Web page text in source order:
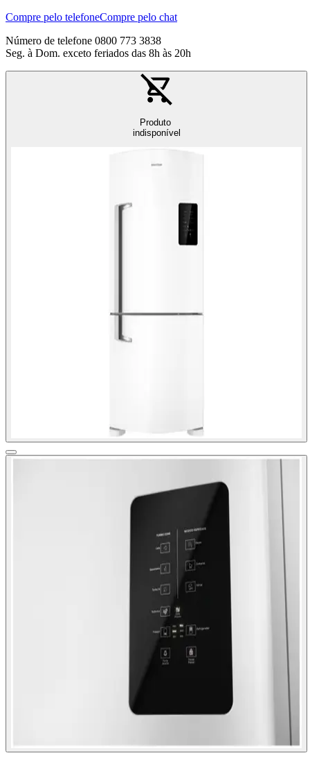
Compre pelo telefoneCompre pelo chat
Número de telefone 0800 773 3838
Seg. à Dom. exceto feriados das 8h às 20h
Produto
indisponível